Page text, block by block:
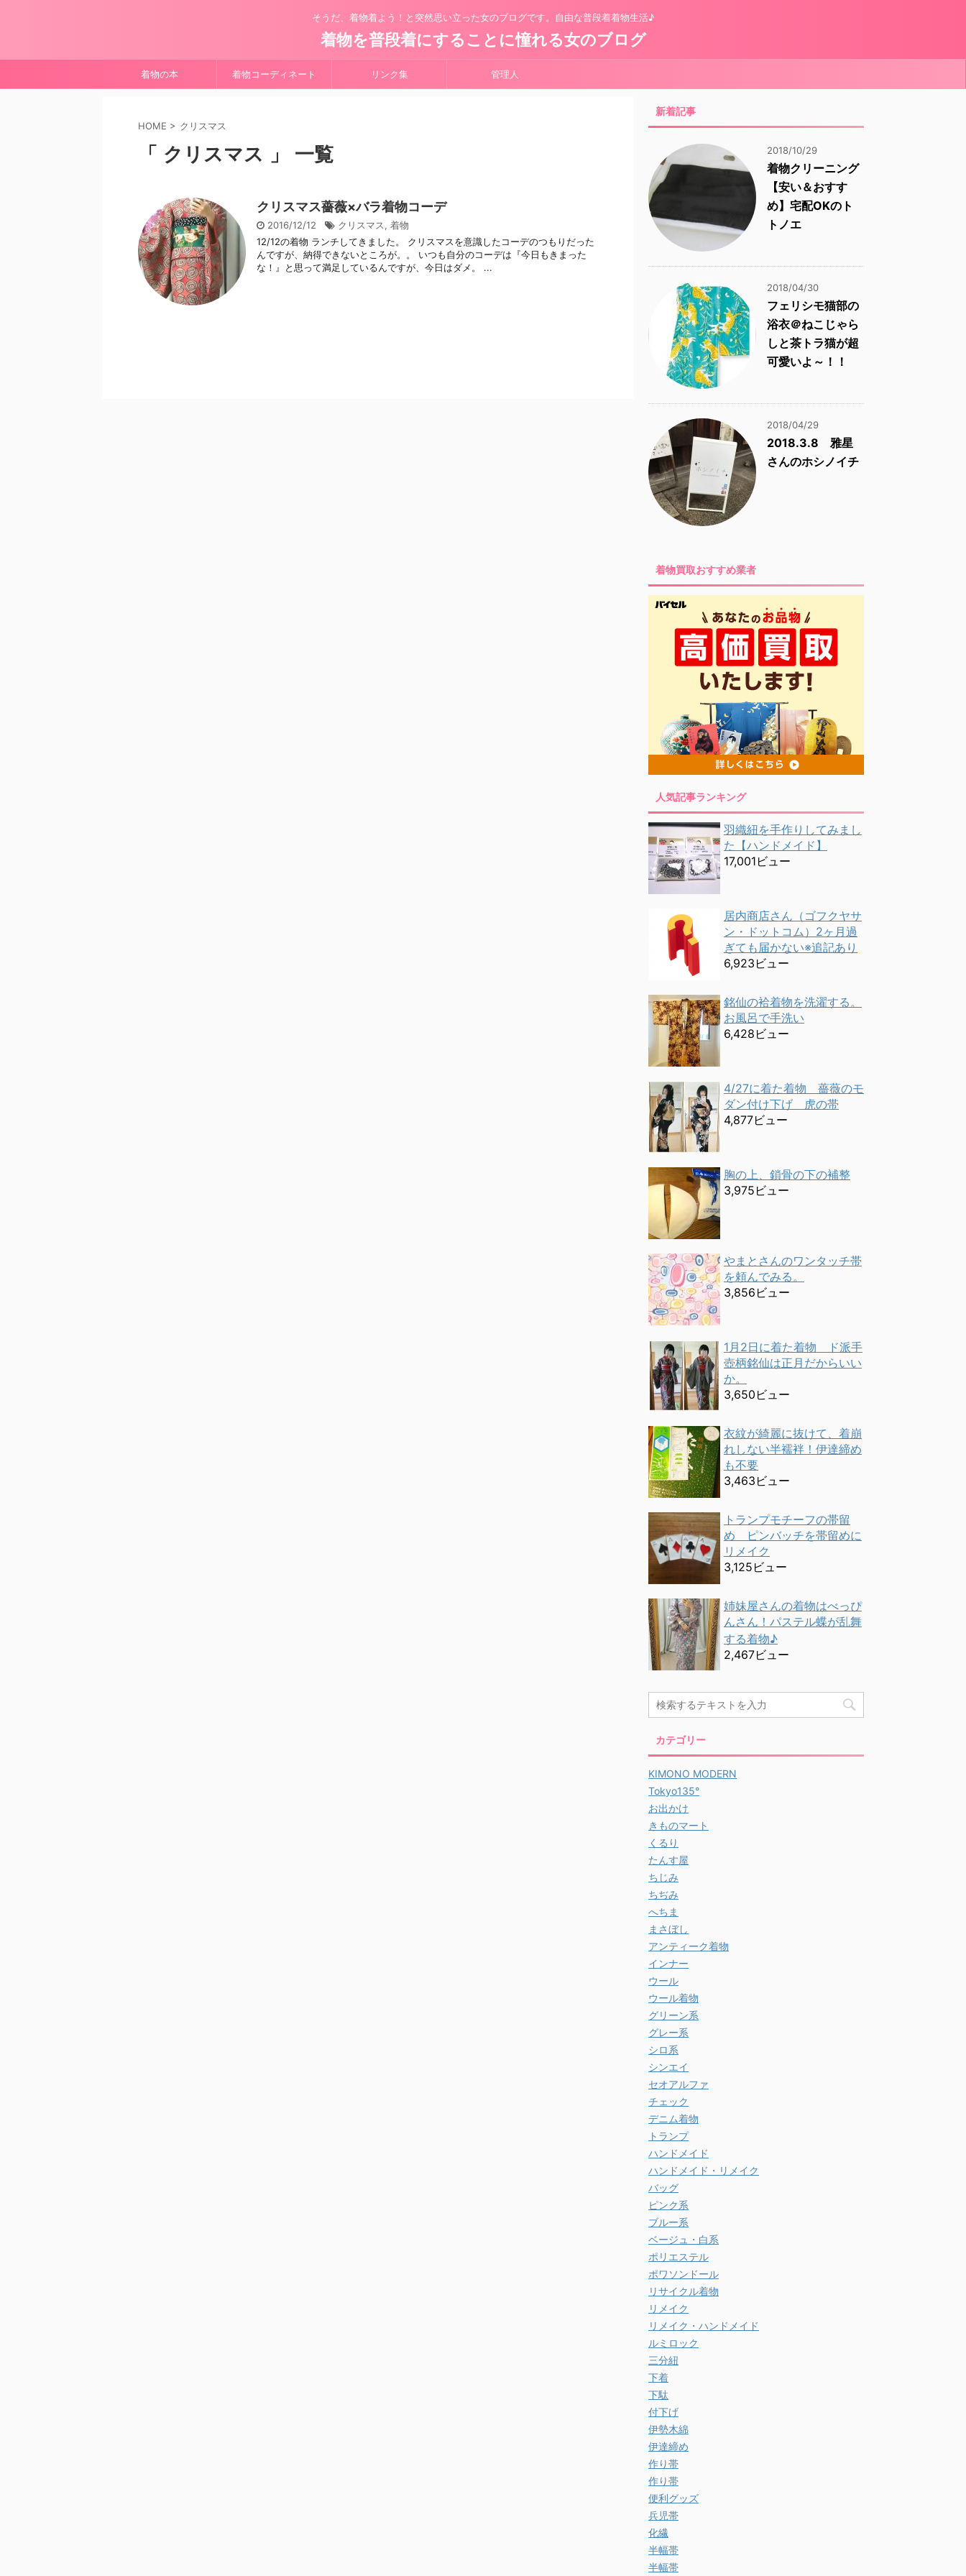
そうだ、着物着よう！と突然思い立った女のブログです。自由な普段着着物生活♪
着物を普段着にすることに憧れる女のブログ
着物の本 着物コーディネート リンク集 管理人
HOME > クリスマス
「 クリスマス 」 一覧
クリスマス薔薇×バラ着物コーデ
2016/12/12 クリスマス, 着物
12/12の着物 ランチしてきました。 クリスマスを意識したコーデのつもりだった
んですが、納得できないところが。。 いつも自分のコーデは『今日もきまった
な！』と思って満足しているんですが、今日はダメ。 ...
新着記事
2018/10/29
着物クリーニング
【安い＆おすす
め】宅配OKのト
トノエ
2018/04/30
フェリシモ猫部の
浴衣＠ねこじゃら
しと茶トラ猫が超
可愛いよ～！！
2018/04/29
2018.3.8 雅星
さんのホシノイチ
着物買取おすすめ業者
人気記事ランキング
羽織紐を手作りしてみまし
た【ハンドメイド】
17,001ビュー
居内商店さん（ゴフクヤサ
ン・ドットコム）2ヶ月過
ぎても届かない※追記あり
6,923ビュー
銘仙の袷着物を洗濯する。
お風呂で手洗い
6,428ビュー
4/27に着た着物 薔薇のモ
ダン付け下げ 虎の帯
4,877ビュー
胸の上、鎖骨の下の補整
3,975ビュー
やまとさんのワンタッチ帯
を頼んでみる。
3,856ビュー
1月2日に着た着物 ド派手
壺柄銘仙は正月だからいい
か。
3,650ビュー
衣紋が綺麗に抜けて、着崩
れしない半襦袢！伊達締め
も不要
3,463ビュー
トランプモチーフの帯留
め ピンバッチを帯留めに
リメイク
3,125ビュー
姉妹屋さんの着物はべっぴ
んさん！パステル蝶が乱舞
する着物♪
2,467ビュー
カテゴリー
KIMONO MODERN
Tokyo135°
お出かけ
きものマート
くるり
たんす屋
ちじみ
ちぢみ
へちま
まさぼし
アンティーク着物
インナー
ウール
ウール着物
グリーン系
グレー系
シロ系
シンエイ
セオアルファ
チェック
デニム着物
トランプ
ハンドメイド
ハンドメイド・リメイク
バッグ
ピンク系
ブルー系
ベージュ・白系
ポリエステル
ポワソンドール
リサイクル着物
リメイク
リメイク・ハンドメイド
ルミロック
三分紐
下着
下駄
付下げ
伊勢木綿
伊達締め
作り帯
作り帯
便利グッズ
兵児帯
化繊
半幅帯
半幅帯